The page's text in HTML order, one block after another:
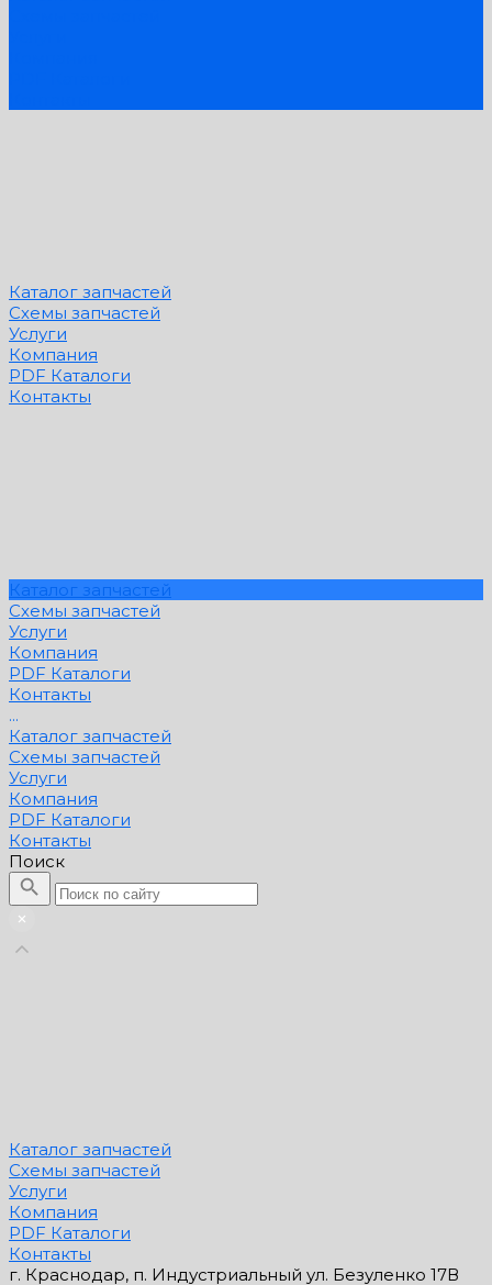
Каталог запчастей
Схемы запчастей
Услуги
Компания
PDF Каталоги
Контакты
Каталог запчастей
Схемы запчастей
Услуги
Компания
PDF Каталоги
Контакты
...
Каталог запчастей
Схемы запчастей
Услуги
Компания
PDF Каталоги
Контакты
Поиск
Каталог запчастей
Схемы запчастей
Услуги
Компания
PDF Каталоги
Контакты
г. Краснодар, п. Индустриальный ул. Безуленко 17В